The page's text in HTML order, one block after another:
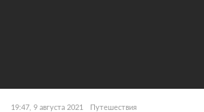
19:47, 9 августа 2021 Путешествия